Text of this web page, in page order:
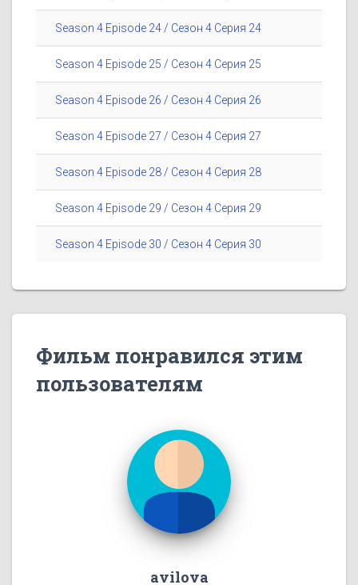
Season 4 Episode 24 / Сезон 4 Серия 24
Season 4 Episode 25 / Сезон 4 Серия 25
Season 4 Episode 26 / Сезон 4 Серия 26
Season 4 Episode 27 / Сезон 4 Серия 27
Season 4 Episode 28 / Сезон 4 Серия 28
Season 4 Episode 29 / Сезон 4 Серия 29
Season 4 Episode 30 / Сезон 4 Серия 30
Фильм понравился этим
пользователям
avilova